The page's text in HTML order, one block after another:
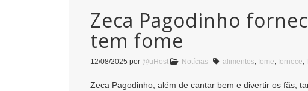
Zeca Pagodinho
tem fome
12/08/2025 por @uHost Notícias alimentos, fome, fornece,
Zeca Pagodinho, além de cantar bem e divertir os fãs,